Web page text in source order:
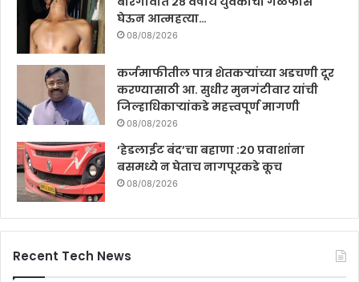
घेऊन आत्महत्या…
08/08/2026
कर्जमाफीतील पात्र शेतकऱ्यांच्या अडचणी दूर
करण्यासाठी आ. सुधीर मुनगंटीवार यांची
जिल्हाधिकाऱ्यांकडे महत्त्वपूर्ण मागणी
08/08/2026
‘हेडलाईट बंद’चा बहाणा :२० प्रवाशांना
बसमध्ये न घेताच नागपूरकडे कूच
08/08/2026
Recent Tech News